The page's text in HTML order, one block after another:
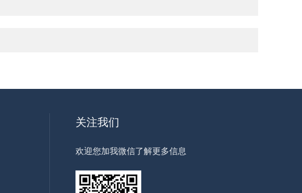
关注我们
欢迎您加我微信了解更多信息